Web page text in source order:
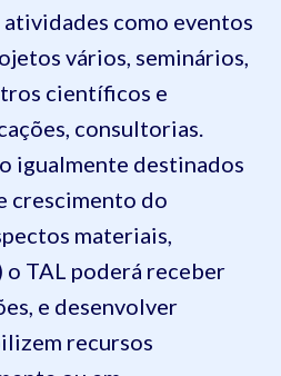
como eventos
vários, seminários,
científicos e
consultorias.
igualmente destinados
crescimento do
materiais,
o TAL poderá receber
e desenvolver
recursos